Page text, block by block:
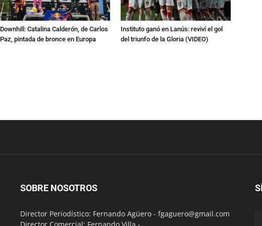
Downhill: Catalina Calderón, de Carlos
Paz, pintada de bronce en Europa
Instituto ganó en Lanús: reviví el gol
del triunfo de la Gloria (VIDEO)
SOBRE NOSOTROS
Director Periodístico: Fernando Agüero - fgaguero@gmail.com